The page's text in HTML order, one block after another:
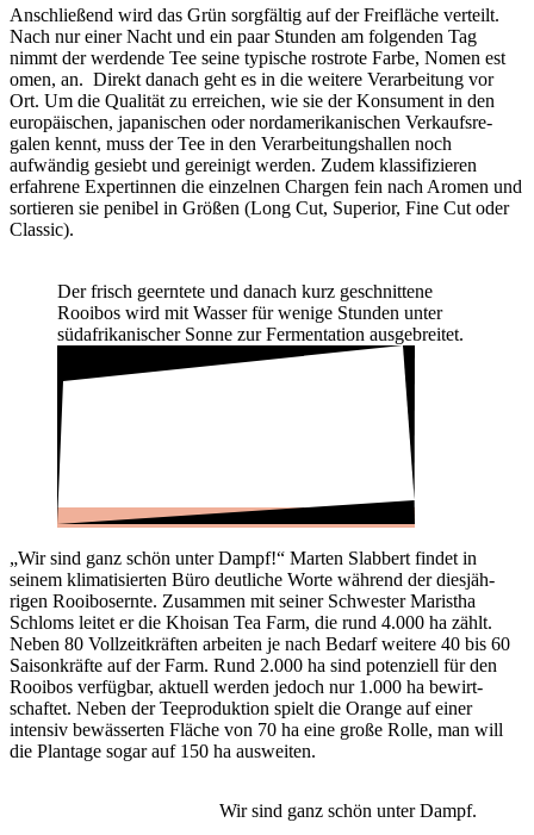
Anschlie­ßend wird das Grün sorg­fältig auf der Frei­fläche verteilt.
Nach nur einer Nacht und ein paar Stunden am folgenden Tag
nimmt der werdende Tee seine typi­sche rost­rote Farbe, Nomen est
omen, an. Direkt danach geht es in die weitere Verar­bei­tung vor
Ort. Um die Qualität zu errei­chen, wie sie der Konsu­ment in den
euro­päi­schen, japa­ni­schen oder nord­ame­ri­ka­ni­schen Verkaufs­re­
galen kennt, muss der Tee in den Verar­bei­tungs­hallen noch
aufwändig gesiebt und gerei­nigt werden. Zudem klas­si­fi­zieren
erfah­rene Exper­tinnen die einzelnen Chargen fein nach Aromen und
sortieren sie penibel in Größen (Long Cut, Supe­rior, Fine Cut oder
Classic).
Der frisch geern­tete und danach kurz geschnit­tene
Rooibos wird mit Wasser für wenige Stunden unter
südafri­ka­ni­scher Sonne zur Fermen­ta­tion ausge­breitet.
„Wir sind ganz schön unter Dampf!“ Marten Slab­bert findet in
seinem klima­ti­sierten Büro deut­liche Worte während der dies­jäh­
rigen Rooi­bos­ernte. Zusammen mit seiner Schwester Maristha
Schloms leitet er die Khoisan Tea Farm, die rund 4.000 ha zählt.
Neben 80 Voll­zeit­kräften arbeiten je nach Bedarf weitere 40 bis 60
Saison­kräfte auf der Farm. Rund 2.000 ha sind poten­ziell für den
Rooibos verfügbar, aktuell werden jedoch nur 1.000 ha bewirt­
schaftet. Neben der Teepro­duk­tion spielt die Orange auf einer
intensiv bewäs­serten Fläche von 70 ha eine große Rolle, man will
die Plan­tage sogar auf 150 ha ausweiten.
Wir sind ganz schön unter Dampf.